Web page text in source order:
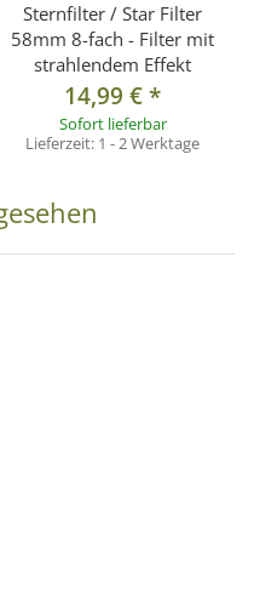
Sternfilter / Star Filter
58mm 8-fach - Filter mit
strahlendem Effekt
14,99 €*
Sofort lieferbar
Lieferzeit: 1 - 2 Werktage